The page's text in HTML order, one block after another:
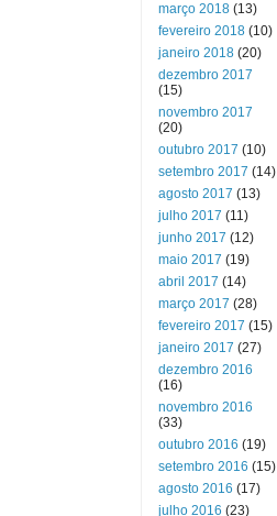
março 2018 (13)
fevereiro 2018 (10)
janeiro 2018 (20)
dezembro 2017
(15)
novembro 2017
(20)
outubro 2017 (10)
setembro 2017 (14)
agosto 2017 (13)
julho 2017 (11)
junho 2017 (12)
maio 2017 (19)
abril 2017 (14)
março 2017 (28)
fevereiro 2017 (15)
janeiro 2017 (27)
dezembro 2016
(16)
novembro 2016
(33)
outubro 2016 (19)
setembro 2016 (15)
agosto 2016 (17)
julho 2016 (23)